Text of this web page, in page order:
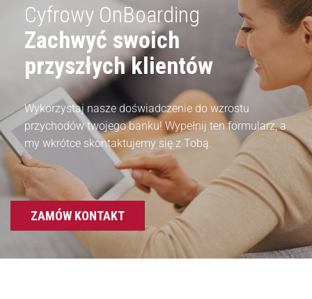
Cyfrowy OnBoarding
Zachwyć swoich
przyszłych klientów
Wykorzystaj nasze doświadczenie do wzrostu
przychodów twojego banku! Wypełnij ten formularz, a
my wkrótce skontaktujemy się z Tobą.
ZAMÓW KONTAKT